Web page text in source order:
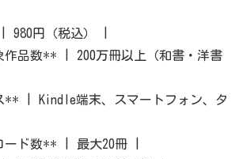
円（税込） |
作品数** | 200万冊以上（和書・洋書
** | Kindle端末、スマートフォン、タ
ード数** | 最大20冊 |